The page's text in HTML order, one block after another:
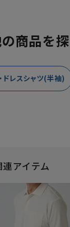
商品を
ドレスシャツ(半袖)
アイテム